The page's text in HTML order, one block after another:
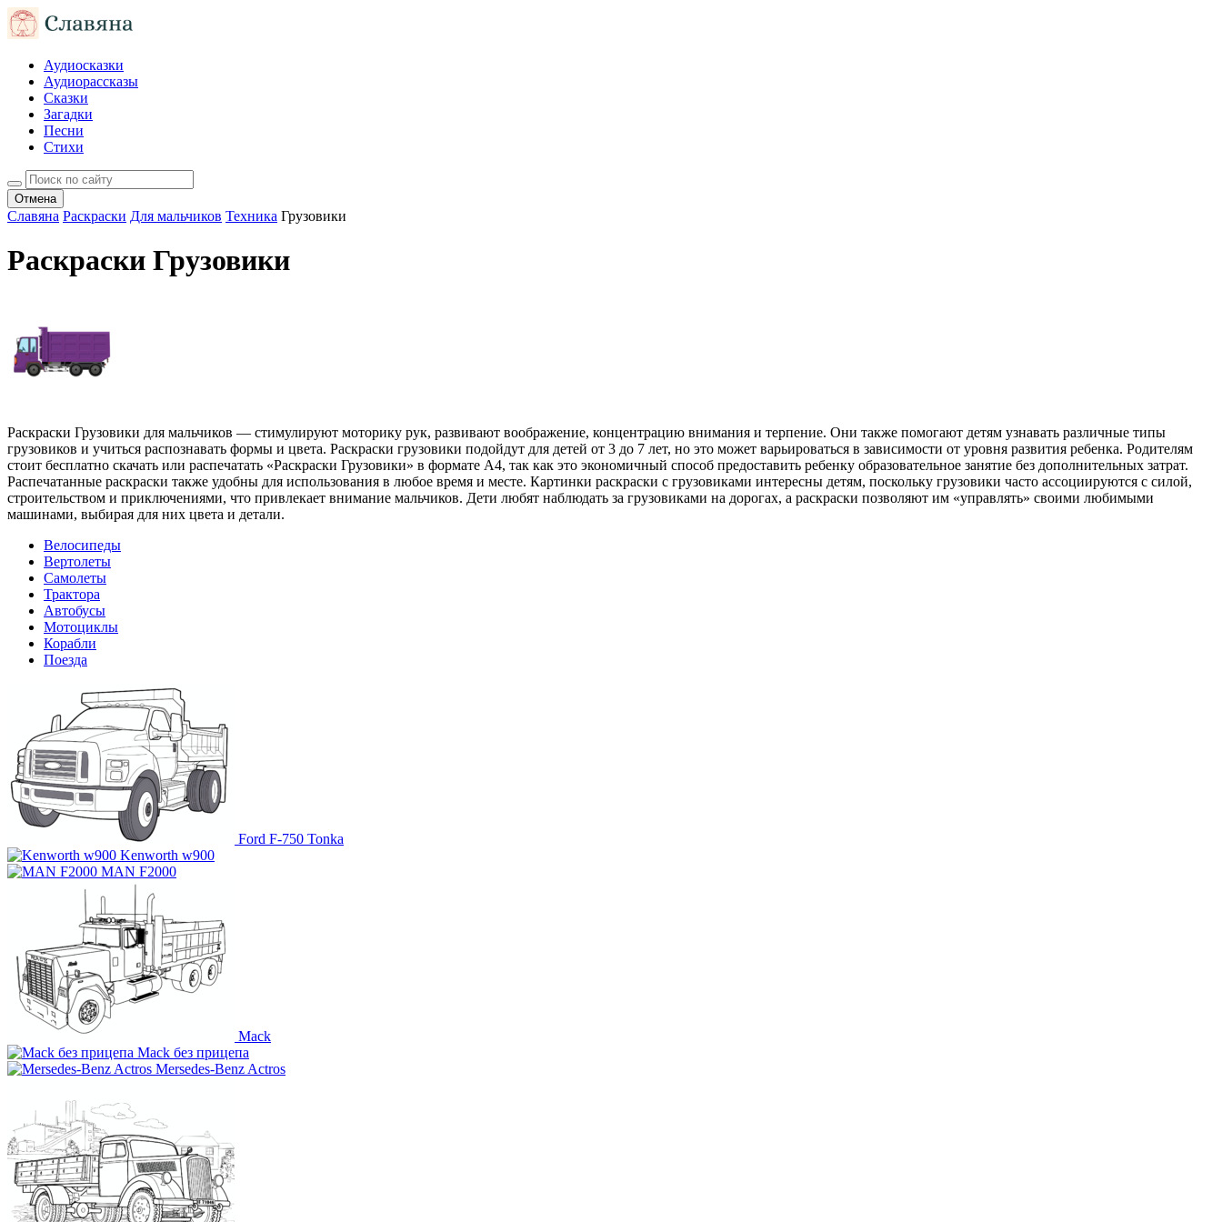
Аудиосказки
Аудиорассказы
Сказки
Загадки
Песни
Стихи
Отмена
Славяна Раскраски Для мальчиков Техника Грузовики
Раскраски Грузовики
Раскраски Грузовики для мальчиков — стимулируют моторику рук, развивают воображение, концентрацию внимания и терпение. Они также помогают детям узнавать различные типы
грузовиков и учиться распознавать формы и цвета. Раскраски грузовики подойдут для детей от 3 до 7 лет, но это может варьироваться в зависимости от уровня развития ребенка. Родителям
стоит бесплатно скачать или распечатать «Раскраски Грузовики» в формате A4, так как это экономичный способ предоставить ребенку образовательное занятие без дополнительных затрат.
Распечатанные раскраски также удобны для использования в любое время и месте. Картинки раскраски с грузовиками интересны детям, поскольку грузовики часто ассоциируются с силой,
строительством и приключениями, что привлекает внимание мальчиков. Дети любят наблюдать за грузовиками на дорогах, а раскраски позволяют им «управлять» своими любимыми
машинами, выбирая для них цвета и детали.
Велосипеды
Вертолеты
Самолеты
Трактора
Автобусы
Мотоциклы
Корабли
Поезда
Ford F-750 Tonka
Kenworth w900
MAN F2000
Mack
Mack без прицепа
Mersedes-Benz Actros